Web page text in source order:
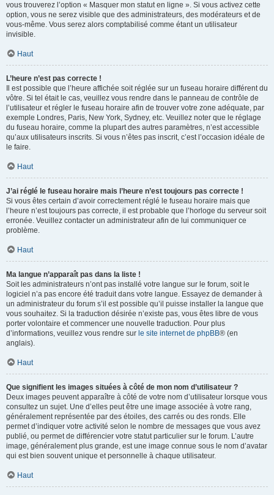
vous trouverez l’option « Masquer mon statut en ligne ». Si vous activez cette
option, vous ne serez visible que des administrateurs, des modérateurs et de
vous-même. Vous serez alors comptabilisé comme étant un utilisateur
invisible.
Haut
L’heure n’est pas correcte !
Il est possible que l’heure affichée soit réglée sur un fuseau horaire différent du
vôtre. Si tel était le cas, veuillez vous rendre dans le panneau de contrôle de
l’utilisateur et régler le fuseau horaire afin de trouver votre zone adéquate, par
exemple Londres, Paris, New York, Sydney, etc. Veuillez noter que le réglage
du fuseau horaire, comme la plupart des autres paramètres, n’est accessible
qu’aux utilisateurs inscrits. Si vous n’êtes pas inscrit, c’est l’occasion idéale de
le faire.
Haut
J’ai réglé le fuseau horaire mais l’heure n’est toujours pas correcte !
Si vous êtes certain d’avoir correctement réglé le fuseau horaire mais que
l’heure n’est toujours pas correcte, il est probable que l’horloge du serveur soit
erronée. Veuillez contacter un administrateur afin de lui communiquer ce
problème.
Haut
Ma langue n’apparaît pas dans la liste !
Soit les administrateurs n’ont pas installé votre langue sur le forum, soit le
logiciel n’a pas encore été traduit dans votre langue. Essayez de demander à
un administrateur du forum s’il est possible qu’il puisse installer la langue que
vous souhaitez. Si la traduction désirée n’existe pas, vous êtes libre de vous
porter volontaire et commencer une nouvelle traduction. Pour plus
d’informations, veuillez vous rendre sur le site internet de phpBB® (en
anglais).
Haut
Que signifient les images situées à côté de mon nom d’utilisateur ?
Deux images peuvent apparaître à côté de votre nom d’utilisateur lorsque vous
consultez un sujet. Une d’elles peut être une image associée à votre rang,
généralement représentée par des étoiles, des carrés ou des ronds. Elle
permet d’indiquer votre activité selon le nombre de messages que vous avez
publié, ou permet de différencier votre statut particulier sur le forum. L’autre
image, généralement plus grande, est une image connue sous le nom d’avatar
qui est bien souvent unique et personnelle à chaque utilisateur.
Haut